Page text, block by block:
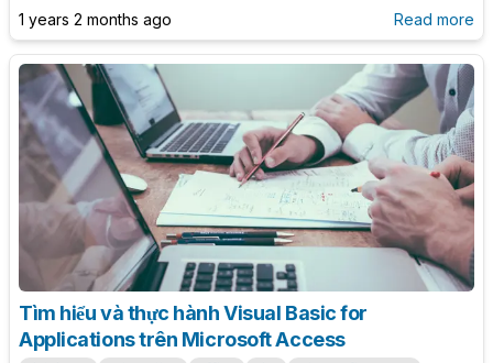
và hiển thị thông tin bằng MsgBox. Dành cho người mới và người
làm hệ thống quản lý.
1 years 2 months ago Read more
Tìm hiểu và thực hành Visual Basic for
Applications trên Microsoft Access